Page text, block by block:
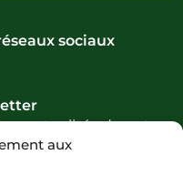
aux
sociaux
actualités de notre
du bien-être.